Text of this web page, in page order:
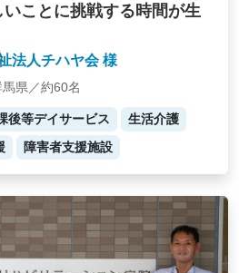
ことに挑戦する時間が生
法人チハヤ会 様
馬県／約60名
後等デイサービス
生活介護
障害者支援施設